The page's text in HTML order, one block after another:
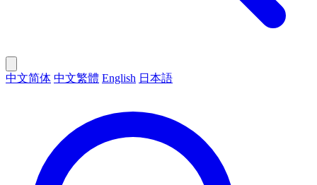
中文简体 中文繁體 English 日本語